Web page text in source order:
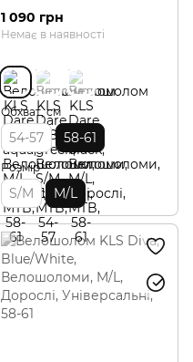
1 090 грн
Немає в наявності
Обхват, см
54-57 58-61
Розмір
S/M M/L